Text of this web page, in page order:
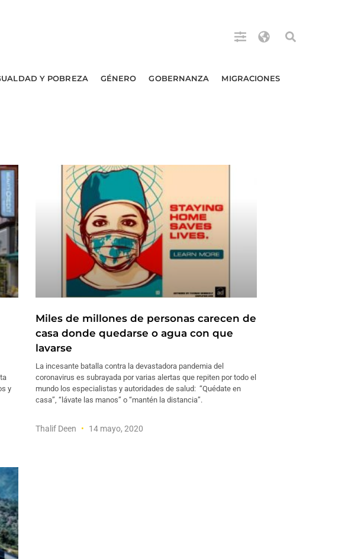
Y POBREZA GÉNERO GOBERNANZA MIGRACIONES
y
Miles de millones de personas carecen de
casa donde quedarse o agua con que
lavarse
La incesante batalla contra la devastadora pandemia del
coronavirus es subrayada por varias alertas que repiten por todo el
mundo los especialistas y autoridades de salud: “Quédate en
casa”, “lávate las manos” o “mantén la distancia”.
Thalif Deen 14 mayo, 2020